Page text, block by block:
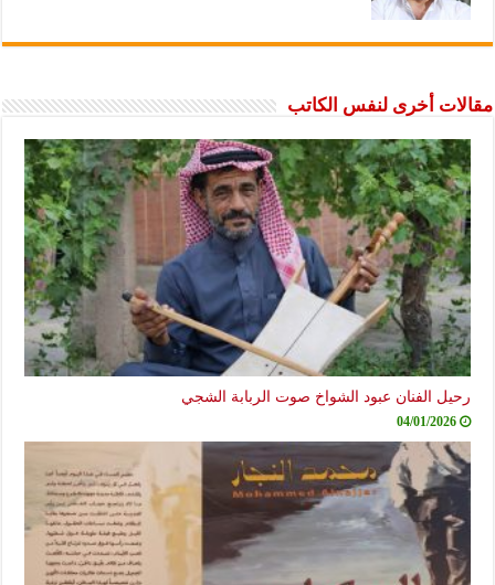
مقالات أخرى لنفس الكاتب
رحيل الفنان عبود الشواخ صوت الربابة الشجي
04/01/2026